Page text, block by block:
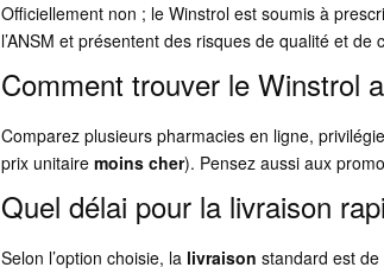
Officiellement non ; le Winstrol est soumis à
l’ANSM et présentent des risques de qualité et de
Comment trouver le Winstrol
Comparez plusieurs pharmacies en ligne,
prix unitairemoins cher). Pensez aussi aux
Quel délai pour la livraison
Selon l’option choisie, la livraison standard est de